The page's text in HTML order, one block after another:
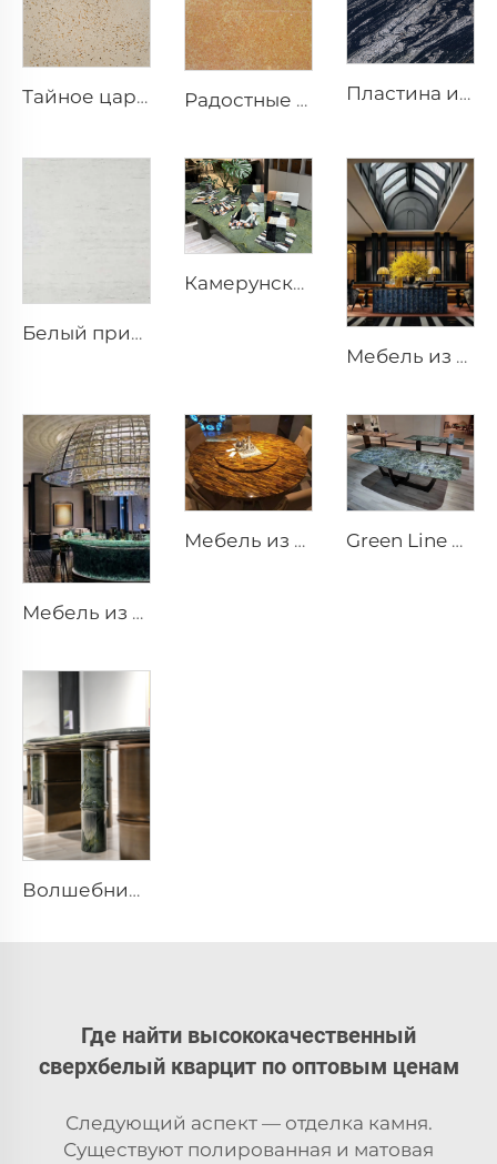
Тайное царство раковин, природный известняк с уникальными особенностями, плита Радостные песни ракушек, природный известняк с уникальными особенностями, плита Пластина из натурального черного кварцита Manhattan Black
Белый природный пористый травертиновый каменный лист из Гуанси
Камерунская мозаичная шкатулка из камня, изделия из камня, произведения искусства из камня, каменные украшения
Мебель из боливийского голубого камня, каменные резные изделия
Мебель из зелёного флюорита, каменные украшения
Мебель из тигрового глаза, каменные произведения искусства Green Line Полу precious
Волшебник страны Оз, каменная мебель, каменный дизайн, каменный стол
Где найти высококачественный
сверхбелый кварцит по оптовым ценам
Следующий аспект — отделка камня.
Существуют полированная и матовая